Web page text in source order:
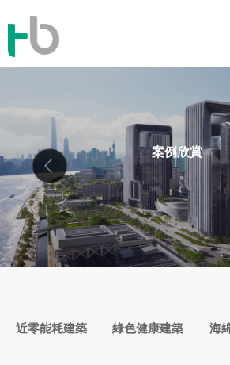
案例欣賞
近零能耗建築 綠色健康建築 海